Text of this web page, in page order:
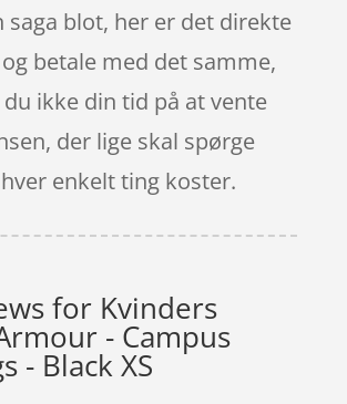
saga blot, her er det direkte
betale med det samme,
ikke din tid på at vente
der lige skal spørge
enkelt ting koster.
for Kvinders
- Campus
- Black XS